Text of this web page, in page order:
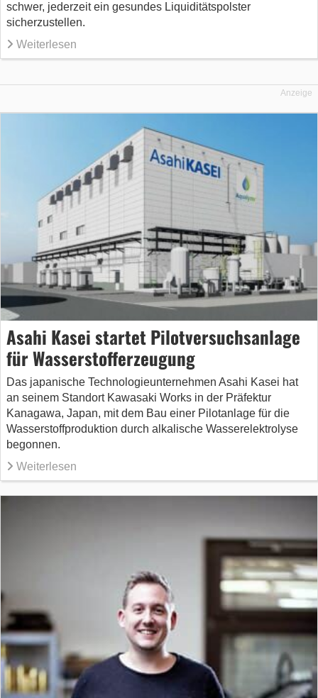
schwer, jederzeit ein gesundes Liquiditätspolster
sicherzustellen.
Weiterlesen
Anzeige
Asahi Kasei startet Pilotversuchsanlage
für Wasserstofferzeugung
Das japanische Technologieunternehmen Asahi Kasei hat
an seinem Standort Kawasaki Works in der Präfektur
Kanagawa, Japan, mit dem Bau einer Pilotanlage für die
Wasserstoffproduktion durch alkalische Wasserelektrolyse
begonnen.
Weiterlesen